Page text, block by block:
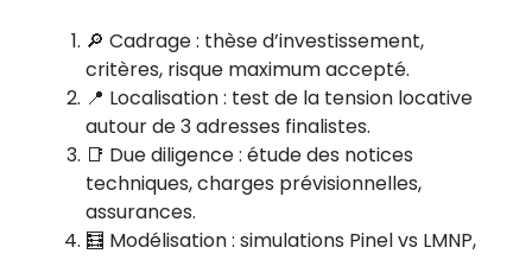
🔎 Cadrage : thèse d’investissement,
critères, risque maximum accepté.
📍 Localisation : test de la tension locative
autour de 3 adresses finalistes.
📑 Due diligence : étude des notices
techniques, charges prévisionnelles,
assurances.
🧮 Modélisation : simulations Pinel vs LMNP,